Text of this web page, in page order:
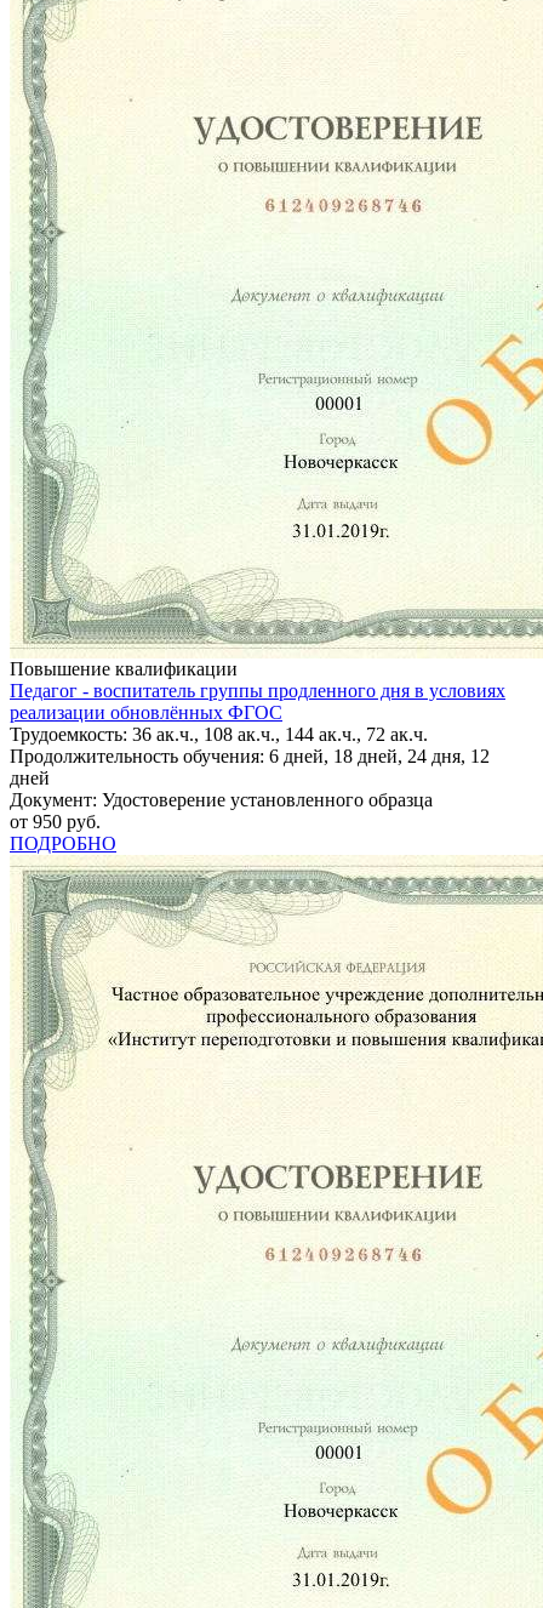
Повышение квалификации
Педагог - воспитатель группы продленного дня в условиях
реализации обновлённых ФГОС
Трудоемкость: 36 ак.ч., 108 ак.ч., 144 ак.ч., 72 ак.ч.
Продолжительность обучения: 6 дней, 18 дней, 24 дня, 12
дней
Документ: Удостоверение установленного образца
от 950 руб.
ПОДРОБНО